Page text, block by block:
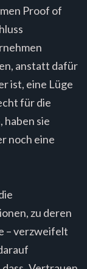
Proof of
anstatt dafür
ist, eine Lüge
für die
haben sie
noch eine
zu deren
– verzweifelt